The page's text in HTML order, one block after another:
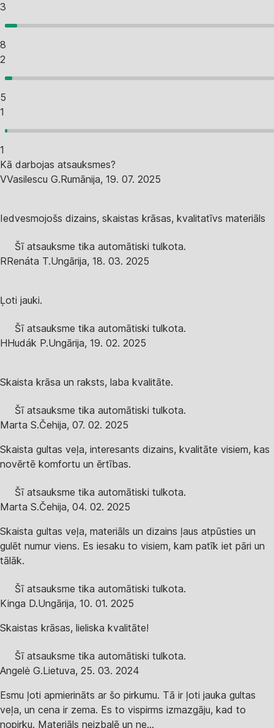
3
8
2
5
1
1
Kā darbojas atsauksmes?
VVasilescu G.Rumānija, 19. 07. 2025
Iedvesmojošs dizains, skaistas krāsas, kvalitatīvs materiāls
Šī atsauksme tika automātiski tulkota.
RRenáta T.Ungārija, 18. 03. 2025
Ļoti jauki.
Šī atsauksme tika automātiski tulkota.
HHudák P.Ungārija, 19. 02. 2025
Skaista krāsa un raksts, laba kvalitāte.
Šī atsauksme tika automātiski tulkota.
Marta S.Čehija, 07. 02. 2025
Skaista gultas veļa, interesants dizains, kvalitāte visiem, kas
novērtē komfortu un ērtības.
Šī atsauksme tika automātiski tulkota.
Marta S.Čehija, 04. 02. 2025
Skaista gultas veļa, materiāls un dizains ļaus atpūsties un
gulēt numur viens. Es iesaku to visiem, kam patīk iet pāri un
tālāk.
Šī atsauksme tika automātiski tulkota.
Kinga D.Ungārija, 10. 01. 2025
Skaistas krāsas, lieliska kvalitāte!
Šī atsauksme tika automātiski tulkota.
Angelė G.Lietuva, 25. 03. 2024
Esmu ļoti apmierināts ar šo pirkumu. Tā ir ļoti jauka gultas
veļa, un cena ir zema. Es to vispirms izmazgāju, kad to
nopirku. Materiāls neizbalē un ne...